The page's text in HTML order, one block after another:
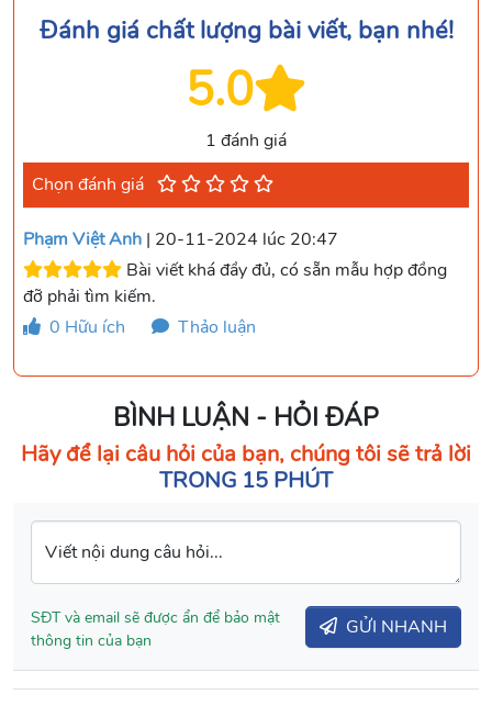
Đánh giá chất lượng bài viết, bạn nhé!
5.0
1 đánh giá
Chọn đánh giá
Phạm Việt Anh | 20-11-2024 lúc 20:47
Bài viết khá đầy đủ, có sẵn mẫu hợp đồng
đỡ phải tìm kiếm.
0 Hữu ích Thảo luận
BÌNH LUẬN - HỎI ĐÁP
Hãy để lại câu hỏi của bạn, chúng tôi sẽ trả lời
TRONG 15 PHÚT
Viết nội dung câu hỏi...
SĐT và email sẽ được ẩn để bảo mật
thông tin của bạn
GỬI NHANH